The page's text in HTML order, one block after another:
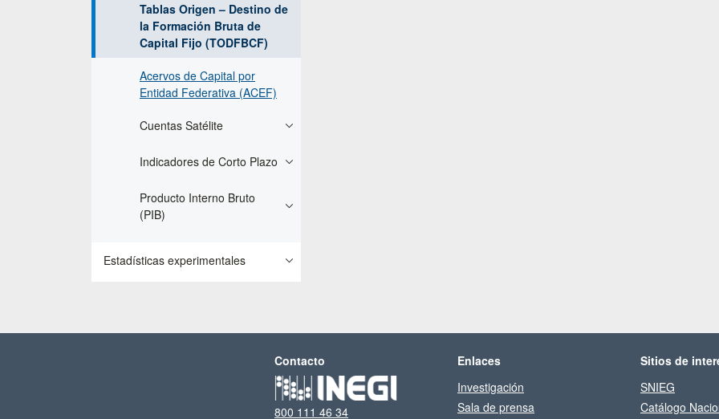
Tablas Origen – Destino de
la Formación Bruta de
Capital Fijo (TODFBCF)
Acervos de Capital por
Entidad Federativa (ACEF)
Cuentas Satélite
Indicadores de Corto Plazo
Producto Interno Bruto
(PIB)
Estadísticas experimentales
Contacto
800 111 46 34
Enlaces
Investigación
Sala de prensa
Sitios de
SNIEG
Catálogo